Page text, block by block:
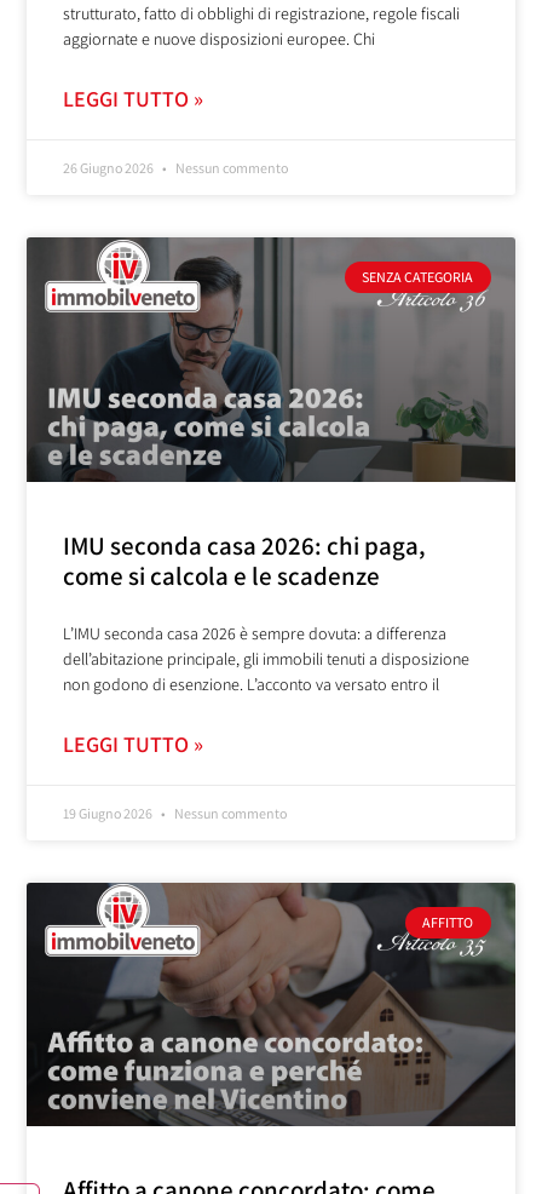
strutturato, fatto di obblighi di registrazione, regole fiscali
aggiornate e nuove disposizioni europee. Chi
LEGGI TUTTO »
26 Giugno 2026 Nessun commento
SENZA CATEGORIA
IMU seconda casa 2026: chi paga,
come si calcola e le scadenze
L’IMU seconda casa 2026 è sempre dovuta: a differenza
dell’abitazione principale, gli immobili tenuti a disposizione
non godono di esenzione. L’acconto va versato entro il
LEGGI TUTTO »
19 Giugno 2026 Nessun commento
AFFITTO